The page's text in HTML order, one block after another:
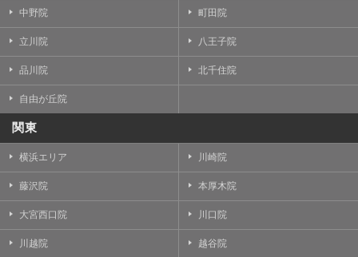
中野院 町田院
立川院 八王子院
品川院 北千住院
自由が丘院
関東
横浜エリア 川崎院
藤沢院 本厚木院
大宮西口院 川口院
川越院 越谷院